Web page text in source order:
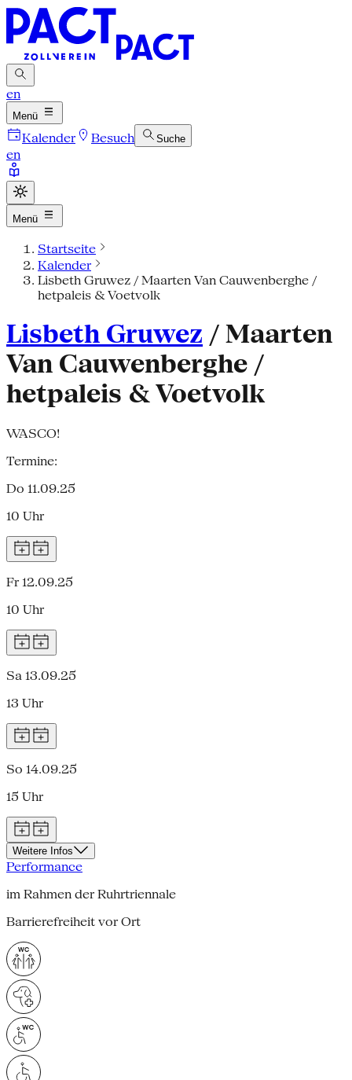
en
Menü
Kalender Besuch Suche
en
Menü
Startseite
Kalender
Lisbeth Gruwez / Maarten Van Cauwenberghe /
hetpaleis & Voetvolk
Lisbeth Gruwez / Maarten
Van Cauwenberghe /
hetpaleis & Voetvolk
WASCO!
Termine:
Do 11.09.25
10 Uhr
Fr 12.09.25
10 Uhr
Sa 13.09.25
13 Uhr
So 14.09.25
15 Uhr
Weitere Infos
Performance
im Rahmen der Ruhrtriennale
Barrierefreiheit vor Ort